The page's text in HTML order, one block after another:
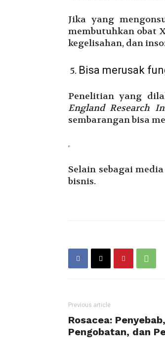
Jika yang
membutuhkan obat
kegelisahan, dan
Bisa merusak
Penelitian yang
England Research
sembarangan bisa
Selain sebagai
bisnis.
Previous article
Rosacea:
Pengobatan, dan